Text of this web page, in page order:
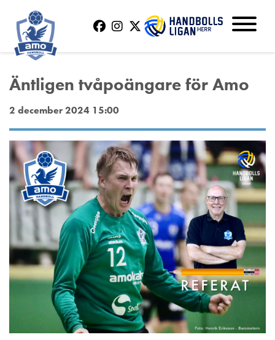
Äntligen tvåpoängare för Amo
2 december 2024 15:00